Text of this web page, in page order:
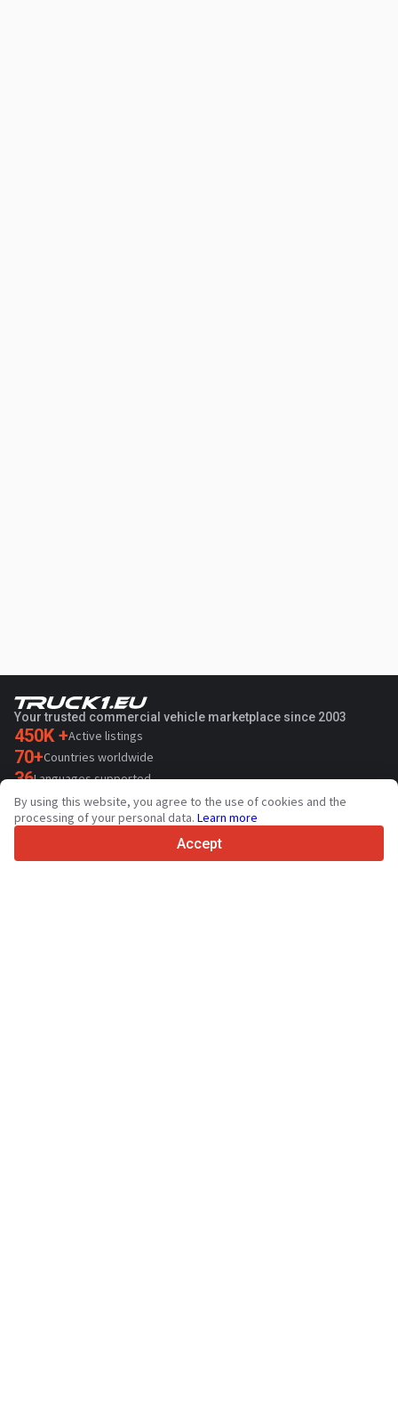
Your trusted commercial vehicle marketplace since 2003
450K +Active listings
70+Countries worldwide
36Languages supported
4.7/5
Trustpilot
By using this website, you agree to the use of cookies and the
processing of your personal data. Learn more
Accept